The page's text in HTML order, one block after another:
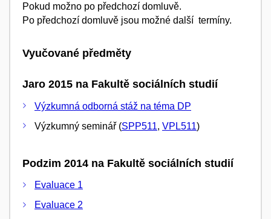
Pokud možno po předchozí domluvě.
Po předchozí domluvě jsou možné další termíny.
Vyučované předměty
Jaro 2015 na Fakultě sociálních studií
Výzkumná odborná stáž na téma DP
Výzkumný seminář (SPP511, VPL511)
Podzim 2014 na Fakultě sociálních studií
Evaluace 1
Evaluace 2